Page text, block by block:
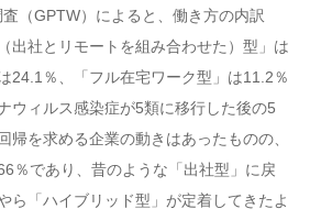
（GPTW）によると、働き方の内訳
出社とリモートを組み合わせた）型」は
24.1％、「フル在宅ワーク型」は11.2％
ウィルス感染症が5類に移行した後の5
帰を求める企業の動きはあったものの、
％であり、昔のような「出社型」に戻
ら「ハイブリッド型」が定着してきたよ